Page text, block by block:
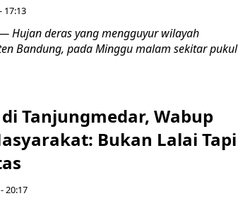
17:13
Hujan deras yang mengguyur wilayah
Bandung, pada Minggu malam sekitar pukul
Tanjungmedar, Wabup
Bukan Lalai Tapi
20:17